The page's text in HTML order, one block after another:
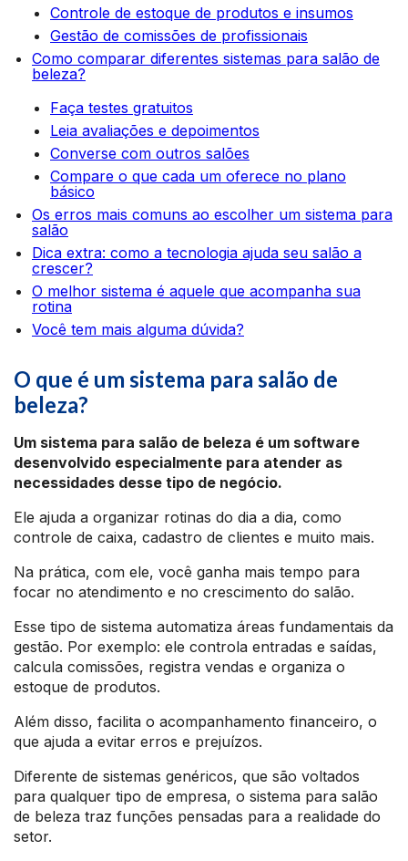
Controle de estoque de produtos e insumos
Gestão de comissões de profissionais
Como comparar diferentes sistemas para salão de
beleza?
Faça testes gratuitos
Leia avaliações e depoimentos
Converse com outros salões
Compare o que cada um oferece no plano
básico
Os erros mais comuns ao escolher um sistema para
salão
Dica extra: como a tecnologia ajuda seu salão a
crescer?
O melhor sistema é aquele que acompanha sua
rotina
Você tem mais alguma dúvida?
O que é um sistema para salão de
beleza?
Um sistema para salão de beleza é um software
desenvolvido especialmente para atender as
necessidades desse tipo de negócio.
Ele ajuda a organizar rotinas do dia a dia, como
controle de caixa, cadastro de clientes e muito mais.
Na prática, com ele, você ganha mais tempo para
focar no atendimento e no crescimento do salão.
Esse tipo de sistema automatiza áreas fundamentais da
gestão. Por exemplo: ele controla entradas e saídas,
calcula comissões, registra vendas e organiza o
estoque de produtos.
Além disso, facilita o acompanhamento financeiro, o
que ajuda a evitar erros e prejuízos.
Diferente de sistemas genéricos, que são voltados
para qualquer tipo de empresa, o sistema para salão
de beleza traz funções pensadas para a realidade do
setor.